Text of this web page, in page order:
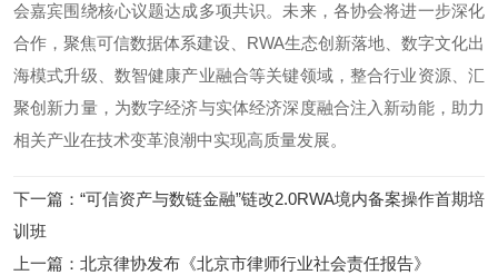
会嘉宾围绕核心议题达成多项共识。未来，各协会将进一步深化
合作，聚焦可信数据体系建设、RWA生态创新落地、数字文化出
海模式升级、数智健康产业融合等关键领域，整合行业资源、汇
聚创新力量，为数字经济与实体经济深度融合注入新动能，助力
相关产业在技术变革浪潮中实现高质量发展。
下一篇 ： “可信资产与数链金融”链改2.0RWA境内备案操作首期培
训班
上一篇 ： 北京律协发布《北京市律师行业社会责任报告》